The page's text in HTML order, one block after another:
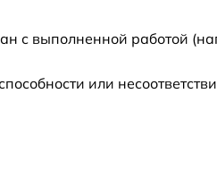
45 мин
с выполненной работой
или